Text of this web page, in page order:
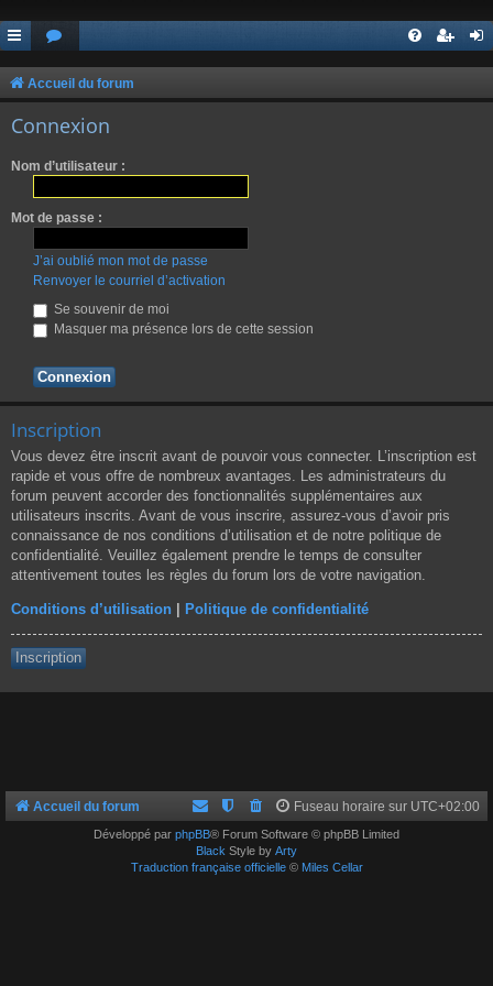
Accueil du forum
Connexion
Nom d’utilisateur :
Mot de passe :
J’ai oublié mon mot de passe
Renvoyer le courriel d’activation
Se souvenir de moi
Masquer ma présence lors de cette session
Inscription
Vous devez être inscrit avant de pouvoir vous connecter. L’inscription est
rapide et vous offre de nombreux avantages. Les administrateurs du
forum peuvent accorder des fonctionnalités supplémentaires aux
utilisateurs inscrits. Avant de vous inscrire, assurez-vous d’avoir pris
connaissance de nos conditions d’utilisation et de notre politique de
confidentialité. Veuillez également prendre le temps de consulter
attentivement toutes les règles du forum lors de votre navigation.
Conditions d’utilisation Politique de confidentialité
Inscription
Accueil du forum Fuseau horaire sur UTC+02:00
Développé par phpBB® Forum Software © phpBB Limited
Black Style by Arty
Traduction française officielle© Miles Cellar